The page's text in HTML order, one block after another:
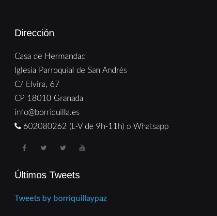
Dirección
Casa de Hermandad
Iglesia Parroquial de San Andrés
C/ Elvira, 67
CP 18010 Granada
info@borriquilla.es
602080262 (L-V de 9h-11h) o Whatsapp
Últimos Tweets
Tweets by borriquillaypaz